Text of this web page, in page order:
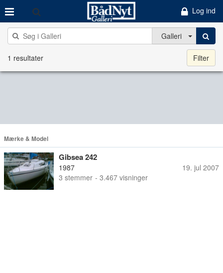
Log ind
Galleri
1 resultater Filter
Mærke & Model
Gibsea 242
1987
3 stemmer - 3.467 visninger
19. jul 2007